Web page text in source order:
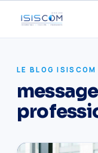
LE BLOG ISISCOM